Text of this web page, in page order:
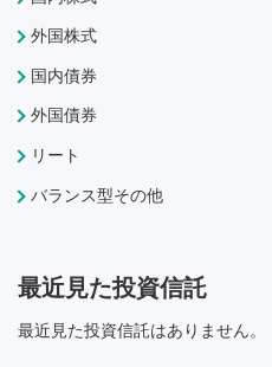
外国株式
国内債券
外国債券
リート
バランス型その他
最近見た投資信託
最近見た投資信託はありません。